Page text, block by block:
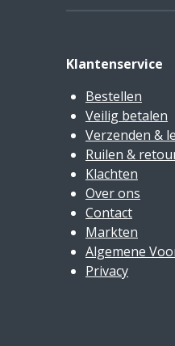
Klantenservice
Bestellen
Veilig betalen
Verzenden &
Ruilen &
Klachten
Over ons
Contact
Markten
Algemene
Privacy